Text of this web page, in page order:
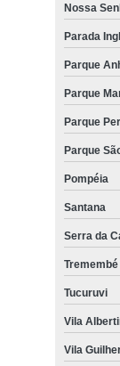
Nossa
Parada
Parque
Parque
Parque
Parque
Pompéia
Santana
Serra da
Tremembé
Tucuruvi
Vila
Vila